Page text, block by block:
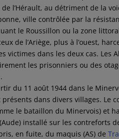
l’Hérault, au détriment de la
ville contrôlée par la
le Roussillon ou la zone
de l’Ariège, plus à l’ouest,
victimes dans les deux cas. Les
les prisonniers ou des
du 11 août 1944 dans le
dans divers villages. Le
le bataillon du Minervois) et
installé sur les contreforts
en fuite, du maquis (AS) de